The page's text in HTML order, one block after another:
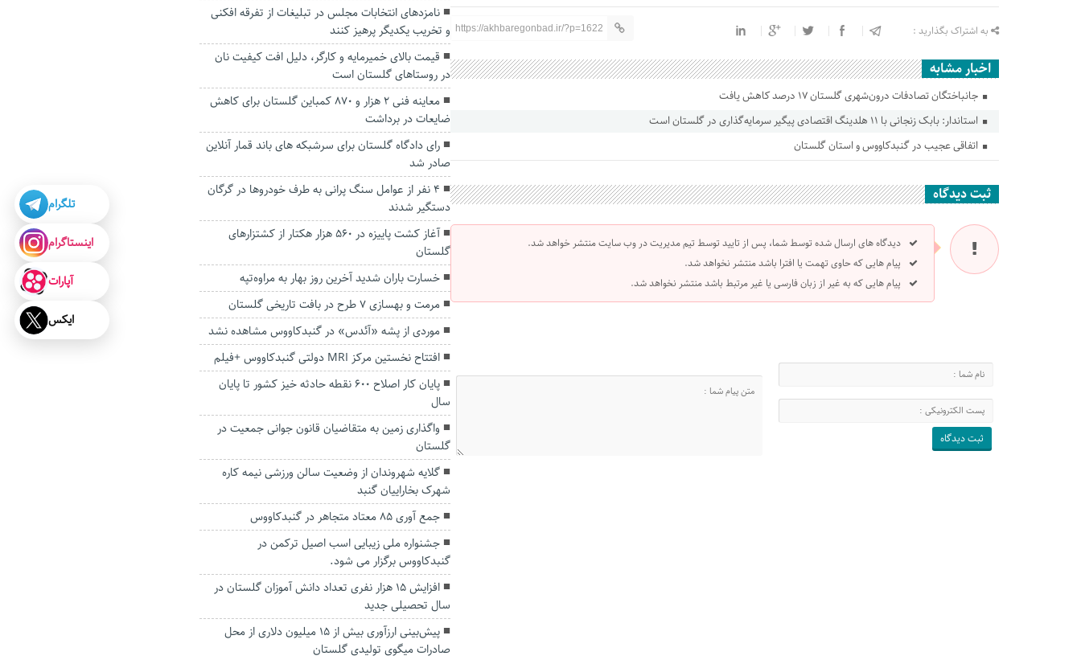
به اشتراک بگذارید : https://akhbaregonbad.ir/?p=1622
اخبار مشابه
جانباختگان تصادفات درون‌شهری گلستان ۱۷ درصد کاهش یافت
استاندار: بابک زنجانی با ۱۱ هلدینگ اقتصادی پیگیر سرمایه‌گذاری در گلستان است
اتفاقی عجیب در‌ گنبدکاووس و استان گلستان
ثبت دیدگاه
دیدگاه های ارسال شده توسط شما، پس از تایید توسط تیم مدیریت در وب سایت منتشر خواهد شد.
پیام هایی که حاوی تهمت یا افترا باشد منتشر نخواهد شد.
پیام هایی که به غیر از زبان فارسی یا غیر مرتبط باشد منتشر نخواهد شد.
نامزد‌های انتخابات مجلس در تبلیغات از تفرقه افکنی
و تخریب یکدیگر پرهیز کنند
قیمت بالای خمیرمایه و کارگر، دلیل افت کیفیت نان
در روستاهای گلستان است
معاینه فنی ۲ هزار و ۸۷۰ کمباین گلستان برای کاهش
ضایعات در برداشت
رای دادگاه گلستان برای سرشبکه های باند قمار آنلاین
صادر شد
۴ نفر از عوامل سنگ پرانی به طرف خودروها در گرگان
دستگیر شدند
آغاز کشت پاییزه در ۵۶۰ هزار هکتار از کشتزارهای
گلستان
خسارت باران شدید آخرین روز بهار به مراوه‌تپه
مرمت و بهسازی ۷ طرح در بافت تاریخی گلستان
موردی از پشه «آئدس» در گنبدکاووس مشاهده نشد
افتتاح نخستین مرکز MRI دولتی گنبدکاووس +فیلم
پایان کار اصلاح ۶۰۰ نقطه حادثه خیز کشور تا پایان
سال
واگذاری زمین به متقاضیان قانون جوانی جمعیت در
گلستان
گلایه شهروندان از وضعیت سالن ورزشی نیمه کاره
شهرک بخاراییان گنبد
جمع آوری ۸۵ معتاد متجاهر در گنبدکاووس
جشنواره ملی زیبایی اسب اصیل ترکمن در
گنبدکاووس برگزار می شود.
افزایش ۱۵ هزار نفری تعداد دانش آموزان گلستان در
سال تحصیلی جدید
پیش‌بینی ارزآوری بیش از ۱۵ میلیون دلاری از محل
صادرات میگوی تولیدی گلستان
تلگرام
اینستاگرام
آپارات
ایکس